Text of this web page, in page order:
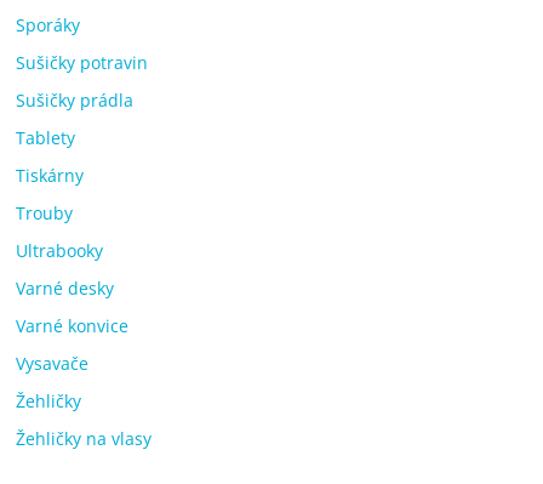
Sporáky
Sušičky potravin
Sušičky prádla
Tablety
Tiskárny
Trouby
Ultrabooky
Varné desky
Varné konvice
Vysavače
Žehličky
Žehličky na vlasy